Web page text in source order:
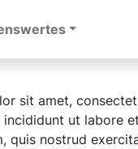
sit amet,
ut labore
quis nostrud